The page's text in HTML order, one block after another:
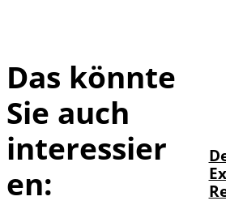
Das könnte
Sie auch
interessier
en: